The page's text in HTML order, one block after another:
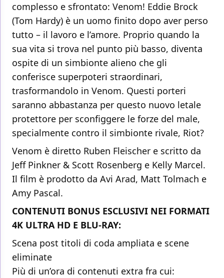
complesso e sfrontato: Venom! Eddie Brock
(Tom Hardy) è un uomo finito dopo aver perso
tutto – il lavoro e l’amore. Proprio quando la
sua vita si trova nel punto più basso, diventa
ospite di un simbionte alieno che gli
conferisce superpoteri straordinari,
trasformandolo in Venom. Questi porteri
saranno abbastanza per questo nuovo letale
protettore per sconfiggere le forze del male,
specialmente contro il simbionte rivale, Riot?
Venom è diretto Ruben Fleischer e scritto da
Jeff Pinkner & Scott Rosenberg e Kelly Marcel.
Il film è prodotto da Avi Arad, Matt Tolmach e
Amy Pascal.
CONTENUTI BONUS ESCLUSIVI NEI FORMATI
4K ULTRA HD E BLU-RAY:
Scena post titoli di coda ampliata e scene
eliminate
Più di un’ora di contenuti extra fra cui: